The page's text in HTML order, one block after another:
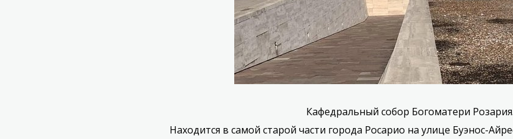
Кафедральный собор Богоматери Розария.
Находится в самой старой части города Росарио на улице Буэнос-